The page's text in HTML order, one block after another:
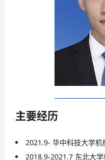
主要经历
2021.9- 华中科技大学
2018.9-2021.7 东北大